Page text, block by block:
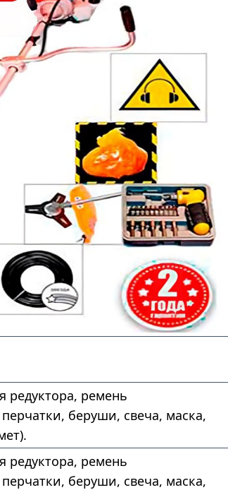
редуктора, ремень
беруши, свеча, маска,
редуктора, ремень
беруши, свеча, маска,